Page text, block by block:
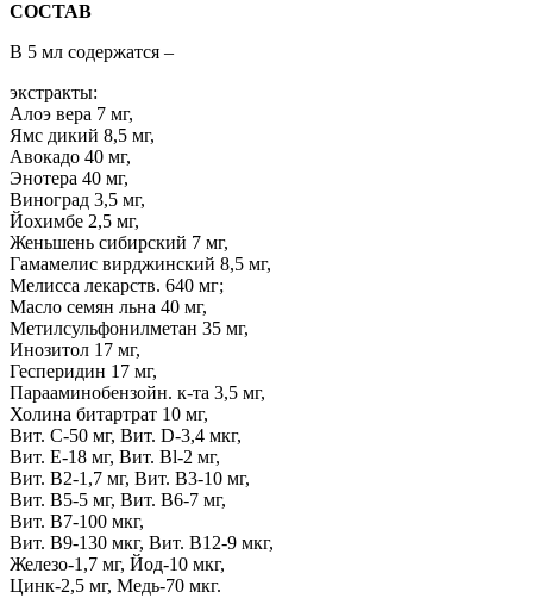
СОСТАВ
В 5 мл содержатся –
экстракты:
Алоэ вера 7 мг,
Ямс дикий 8,5 мг,
Авокадо 40 мг,
Энотера 40 мг,
Виноград 3,5 мг,
Йохимбе 2,5 мг,
Женьшень сибирский 7 мг,
Гамамелис вирджинский 8,5 мг,
Мелисса лекарств. 640 мг;
Масло семян льна 40 мг,
Метилсульфонилметан 35 мг,
Инозитол 17 мг,
Гесперидин 17 мг,
Парааминобензойн. к-та 3,5 мг,
Холина битартрат 10 мг,
Вит. С-50 мг, Вит. D-3,4 мкг,
Вит. E-18 мг, Вит. Bl-2 мг,
Вит. B2-1,7 мг, Вит. B3-10 мг,
Вит. B5-5 мг, Вит. B6-7 мг,
Вит. B7-100 мкг,
Вит. B9-130 мкг, Вит. B12-9 мкг,
Железо-1,7 мг, Йод-10 мкг,
Цинк-2,5 мг, Медь-70 мкг.